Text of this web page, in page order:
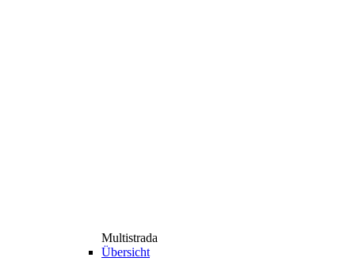
Multistrada
Übersicht